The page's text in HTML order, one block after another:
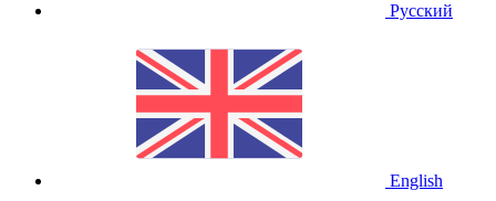
Русский
English